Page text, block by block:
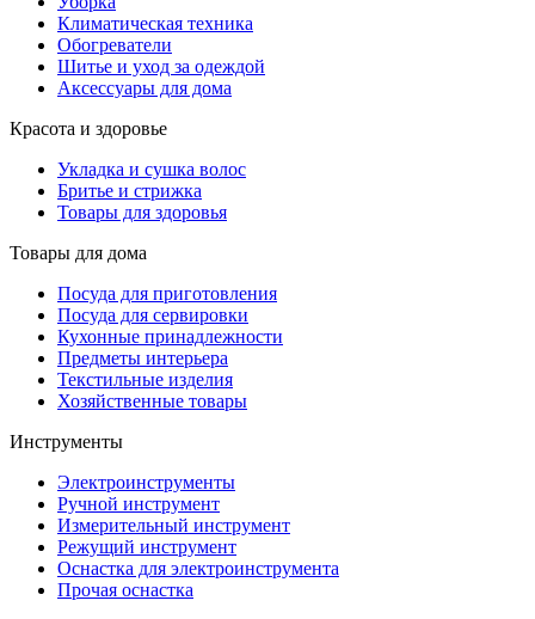
Климатическая техника
Обогреватели
Шитье и уход за одеждой
Аксессуары для дома
Красота и здоровье
Укладка и сушка волос
Бритье и стрижка
Товары для здоровья
Товары для дома
Посуда для приготовления
Посуда для сервировки
Кухонные принадлежности
Предметы интерьера
Текстильные изделия
Хозяйственные товары
Инструменты
Электроинструменты
Ручной инструмент
Измерительный инструмент
Режущий инструмент
Оснастка для электроинструмента
Прочая оснастка